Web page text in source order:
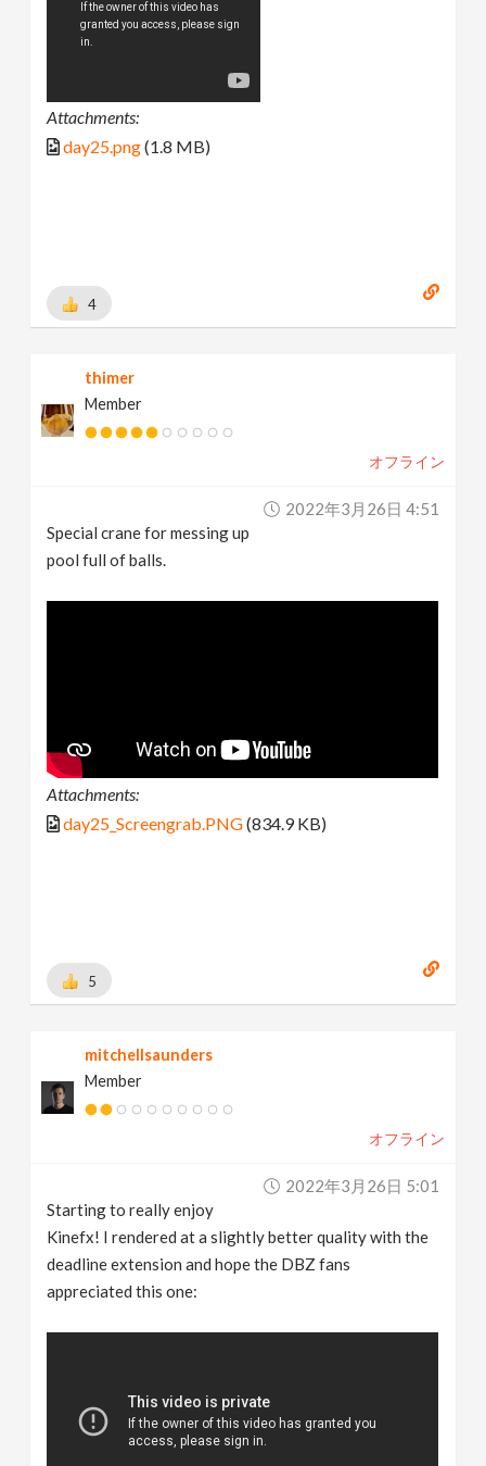
Attachments:
day25.png(1.8 MB)
4
thimer
Member
オフライン
2022年3月26日 4:51
Special crane for messing up
pool full of balls.
Attachments:
day25_Screengrab.PNG(834.9 KB)
5
mitchellsaunders
Member
オフライン
2022年3月26日 5:01
Starting to really enjoy
Kinefx! I rendered at a slightly better quality with the
deadline extension and hope the DBZ fans
appreciated this one: